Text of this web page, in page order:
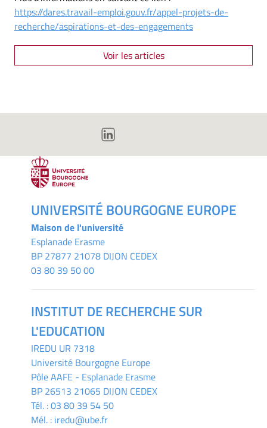
https://dares.travail-emploi.gouv.fr/appel-projets-de-
recherche/aspirations-et-des-engagements
Voir les articles
UNIVERSITÉ BOURGOGNE EUROPE
Maison de l'université
Esplanade Erasme
BP 27877 21078 DIJON CEDEX
03 80 39 50 00
INSTITUT DE RECHERCHE SUR
L'EDUCATION
IREDU UR 7318
Université Bourgogne Europe
Pôle AAFE - Esplanade Erasme
BP 26513 21065 DIJON CEDEX
Tél. :03 80 39 54 50
Mél. : iredu@ube.fr